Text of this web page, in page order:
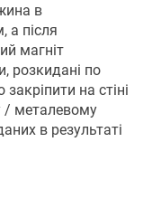
в
а після
магніт
розкидані по
на стіні
/ металевому
в результаті